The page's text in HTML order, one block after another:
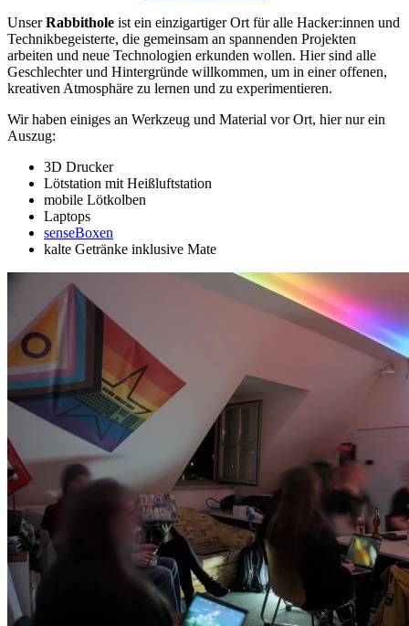
UnserRabbithole ist ein einzigartiger Ort für alle Hacker:innen und
Technikbegeisterte, die gemeinsam an spannenden Projekten
arbeiten und neue Technologien erkunden wollen. Hier sind alle
Geschlechter und Hintergründe willkommen, um in einer offenen,
kreativen Atmosphäre zu lernen und zu experimentieren.
Wir haben einiges an Werkzeug und Material vor Ort, hier nur ein
Auszug:
3D Drucker
Lötstation mit Heißluftstation
mobile Lötkolben
Laptops
senseBoxen
kalte Getränke inklusive Mate